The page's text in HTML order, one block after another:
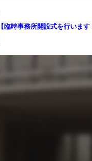
【臨時事務所開設式を行います